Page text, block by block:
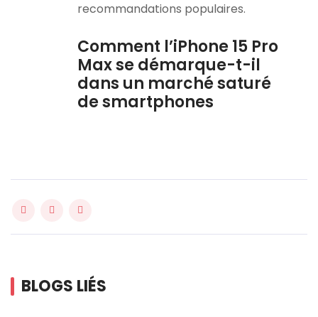
recommandations populaires.
Comment l’iPhone 15 Pro
Max se démarque-t-il
dans un marché saturé
de smartphones
BLOGS LIÉS